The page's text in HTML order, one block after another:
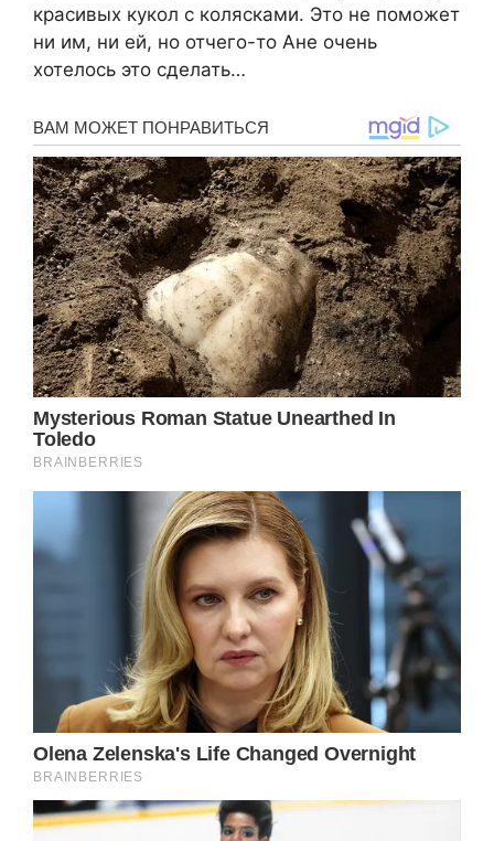
красивых кукол с колясками. Это не поможет
ни им, ни ей, но отчего-то Ане очень
хотелось это сделать…